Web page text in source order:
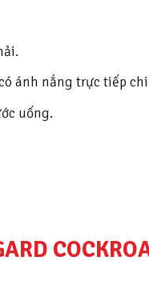
ánh nắng trực tiếp
uống.